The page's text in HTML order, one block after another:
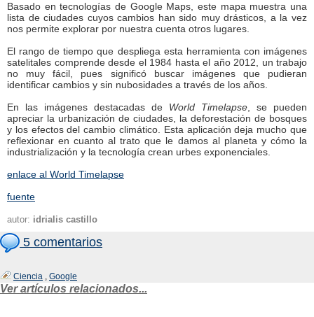
Basado en tecnologías de Google Maps, este mapa muestra una
lista de ciudades cuyos cambios han sido muy drásticos, a la vez
nos permite explorar por nuestra cuenta otros lugares.
El rango de tiempo que despliega esta herramienta con imágenes
satelitales comprende desde el 1984 hasta el año 2012, un trabajo
no muy fácil, pues significó buscar imágenes que pudieran
identificar cambios y sin nubosidades a través de los años.
En las imágenes destacadas de World Timelapse , se pueden
apreciar la urbanización de ciudades, la deforestación de bosques
y los efectos del cambio climático. Esta aplicación deja mucho que
reflexionar en cuanto al trato que le damos al planeta y cómo la
industrialización y la tecnología crean urbes exponenciales.
enlace al World Timelapse
fuente
autor: idrialis castillo
5 comentarios
Ciencia , Google
Ver artículos relacionados...